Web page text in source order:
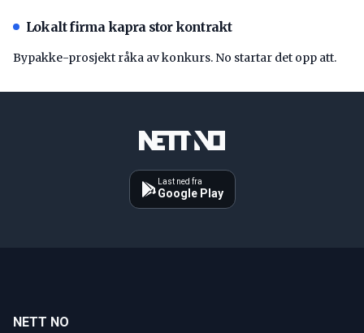
Lokalt firma kapra stor kontrakt
Bypakke-prosjekt råka av konkurs. No startar det opp att.
Last ned fra
Google Play
NETT NO